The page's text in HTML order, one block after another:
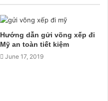
Hướng dẫn gửi võng xếp đi
Mỹ an toàn tiết kiệm
June 17, 2019